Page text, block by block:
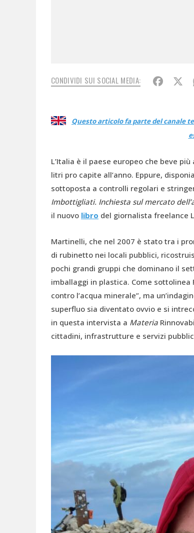
CONDIVIDI SUI SOCIAL MEDIA:
Questo articolo fa parte del canale
L’Italia è il paese europeo che beve
litri pro capite all’anno. Eppure,
sottoposta a controlli regolari e
Imbottigliati. Inchiesta sul mercato
il nuovo libro del giornalista freelance
Martinelli, che nel 2007 è stato tra i
di rubinetto nei locali pubblici,
pochi grandi gruppi che dominano il
imballaggi in plastica. Come sottolinea
contro l’acqua minerale”, ma
superfluo sia diventato ovvio e si
in questa intervista a Materia
cittadini, infrastrutture e servizi